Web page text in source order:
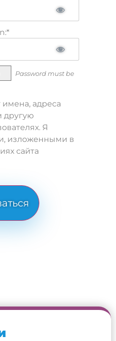
Password must be
имена, адреса
другую
Я
изложенными в
сайта